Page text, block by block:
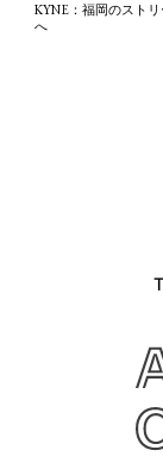
KYNE：福岡のスト
へ